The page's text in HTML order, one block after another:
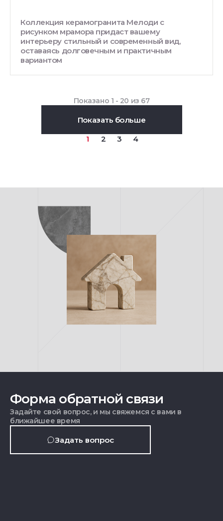
Коллекция керамогранита Мелоди с
рисунком мрамора придаст вашему
интерьеру стильный и современный вид,
оставаясь долговечным и практичным
вариантом
Показано 1 - 20 из 67
Показать больше
1 2 3 4
Форма обратной связи
Задайте свой вопрос, и мы свяжемся с вами в
ближайшее время
Задать вопрос